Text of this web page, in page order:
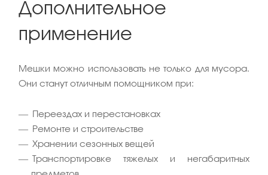
Дополнительное
применение
Мешки можно использовать не только для мусора.
Они станут отличным помощником при:
Переездах и перестановках
Ремонте и строительстве
Хранении сезонных вещей
Транспортировке тяжелых и негабаритных